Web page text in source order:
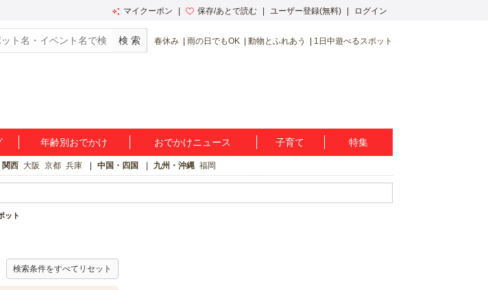
マイクーポン 保存/あとで読む ユーザー登録(無料) ログイン
春休み 雨の日でもOK 動物とふれあう 1日中遊べるスポット
年齢別おでかけ おでかけニュース 子育て 特集
関西 大阪 京都 兵庫 中国・四国 九州・沖縄 福岡
ット
検索条件をすべてリセット